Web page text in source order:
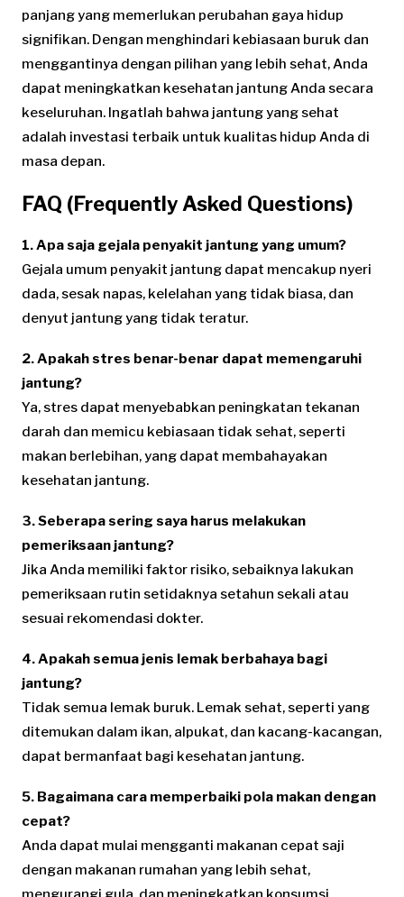
panjang yang memerlukan perubahan gaya hidup
signifikan. Dengan menghindari kebiasaan buruk dan
menggantinya dengan pilihan yang lebih sehat, Anda
dapat meningkatkan kesehatan jantung Anda secara
keseluruhan. Ingatlah bahwa jantung yang sehat
adalah investasi terbaik untuk kualitas hidup Anda di
masa depan.
FAQ (Frequently Asked Questions)
1. Apa saja gejala penyakit jantung yang umum?
Gejala umum penyakit jantung dapat mencakup nyeri
dada, sesak napas, kelelahan yang tidak biasa, dan
denyut jantung yang tidak teratur.
2. Apakah stres benar-benar dapat memengaruhi
jantung?
Ya, stres dapat menyebabkan peningkatan tekanan
darah dan memicu kebiasaan tidak sehat, seperti
makan berlebihan, yang dapat membahayakan
kesehatan jantung.
3. Seberapa sering saya harus melakukan
pemeriksaan jantung?
Jika Anda memiliki faktor risiko, sebaiknya lakukan
pemeriksaan rutin setidaknya setahun sekali atau
sesuai rekomendasi dokter.
4. Apakah semua jenis lemak berbahaya bagi
jantung?
Tidak semua lemak buruk. Lemak sehat, seperti yang
ditemukan dalam ikan, alpukat, dan kacang-kacangan,
dapat bermanfaat bagi kesehatan jantung.
5. Bagaimana cara memperbaiki pola makan dengan
cepat?
Anda dapat mulai mengganti makanan cepat saji
dengan makanan rumahan yang lebih sehat,